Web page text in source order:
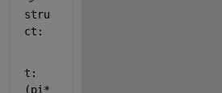
stru
ct:
t:
(pi*